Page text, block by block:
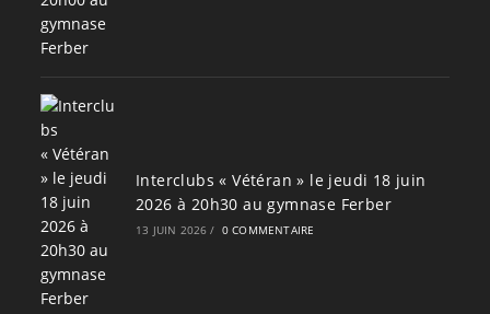
Interclubs « Vétéran » le jeudi 18 juin
2026 à 20h30 au gymnase Ferber
13 JUIN 2026 / 0 COMMENTAIRE